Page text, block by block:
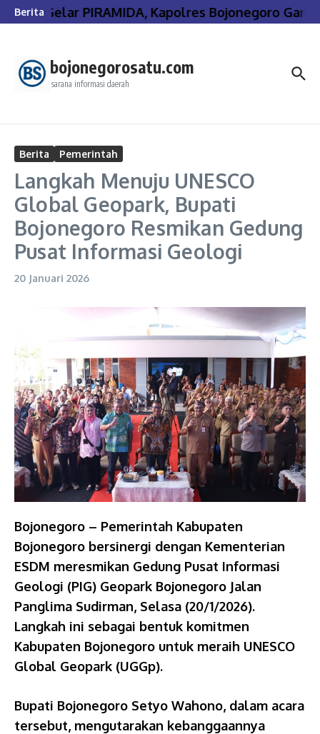
Lewati ke konten
BeritaGelar PIRAMIDA, Kapolres Bojonegoro
bojonegorosatu.com
sarana informasi daerah
Berita Pemerintah
Langkah Menuju UNESCO
Global Geopark, Bupati
Bojonegoro Resmikan Gedung
Pusat Informasi Geologi
20 Januari 2026
Bojonegoro – Pemerintah Kabupaten
Bojonegoro bersinergi dengan Kementerian
ESDM meresmikan Gedung Pusat Informasi
Geologi (PIG) Geopark Bojonegoro Jalan
Panglima Sudirman, Selasa (20/1/2026).
Langkah ini sebagai bentuk komitmen
Kabupaten Bojonegoro untuk meraih UNESCO
Global Geopark (UGGp).
Bupati Bojonegoro Setyo Wahono, dalam acara
tersebut, mengutarakan kebanggaannya